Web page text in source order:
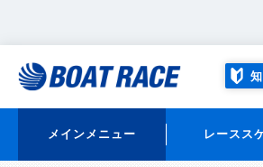
メインメニュー レースス